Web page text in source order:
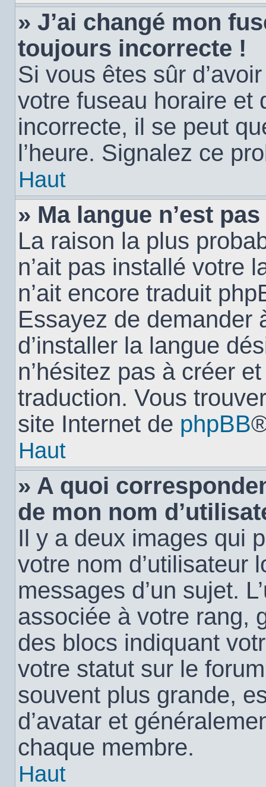
» J’ai changé mon
toujours incorrecte !
Si vous êtes sûr
votre fuseau horaire et
incorrecte, il se peut
l’heure. Signalez ce
Haut
» Ma langue n’est
La raison la plus
n’ait pas installé votre
n’ait encore traduit
Essayez de demander
d’installer la langue
n’hésitez pas à créer
traduction. Vous
site Internet de phpBB
Haut
» A quoi
de mon nom
Il y a deux images qui
votre nom d’utilisateur
messages d’un sujet.
associée à votre rang,
des blocs indiquant
votre statut sur le
souvent plus grande,
d’avatar et
chaque membre.
Haut